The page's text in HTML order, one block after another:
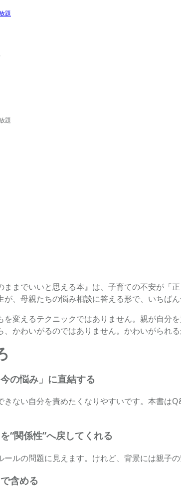
題
題
ままでいいと思える本』は、子育ての不安が
が、母親たちの悩み相談に答える形で、いちば
を変えるテクニックではありません。親が自分
、かわいがるのではありません。かわいがられ
の悩み」に直結する
きない自分を責めたくなりやすいです。本書は
“関係性”へ戻してくれる
ールの問題に見えます。けれど、背景には親子
含める